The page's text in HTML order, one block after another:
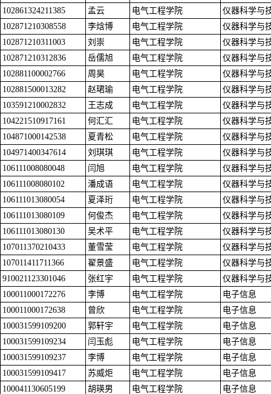
102861324211385
孟云 电气工程学院
仪器科学与
102871210308558
李焓博 电气工程学院
仪器科学与
102871210311003
刘崇 电气工程学院
仪器科学与
102871210312836
岳儒旭 电气工程学院
仪器科学与
102881100002766
周昊 电气工程学院
仪器科学与
102881500013282
赵珺瑜 电气工程学院
仪器科学与
103591210002832
王志成 电气工程学院
仪器科学与
104221510917161
何汇汇 电气工程学院
仪器科学与
104871000142538
夏青松 电气工程学院
仪器科学与
104971400347614
刘琪琪 电气工程学院
仪器科学与
106111008080048
闫旭 电气工程学院
仪器科学与
106111008080102
潘成语 电气工程学院
仪器科学与
106111013080054
夏泽珩 电气工程学院
仪器科学与
106111013080109
何俊杰 电气工程学院
仪器科学与
106111013080130
吴术平 电气工程学院
仪器科学与
107011370210433
董雪莹 电气工程学院
仪器科学与
107011411711366
翟景盛 电气工程学院
仪器科学与
910021123301046
张红宇 电气工程学院
仪器科学与
100011000172276
李博 电气工程学院
电子信息
100011000172638
曾欣 电气工程学院
电子信息
100031599109200
郭轩宇 电气工程学院
电子信息
100031599109234
闫玉彪 电气工程学院
电子信息
100031599109237
李博 电气工程学院
电子信息
100031599109417
苏威炬 电气工程学院
电子信息
100041130605199
胡瑛男 电气工程学院
电子信息